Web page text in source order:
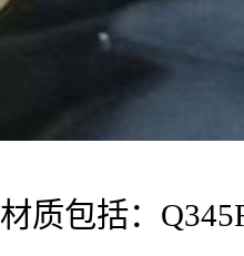
材质包括：